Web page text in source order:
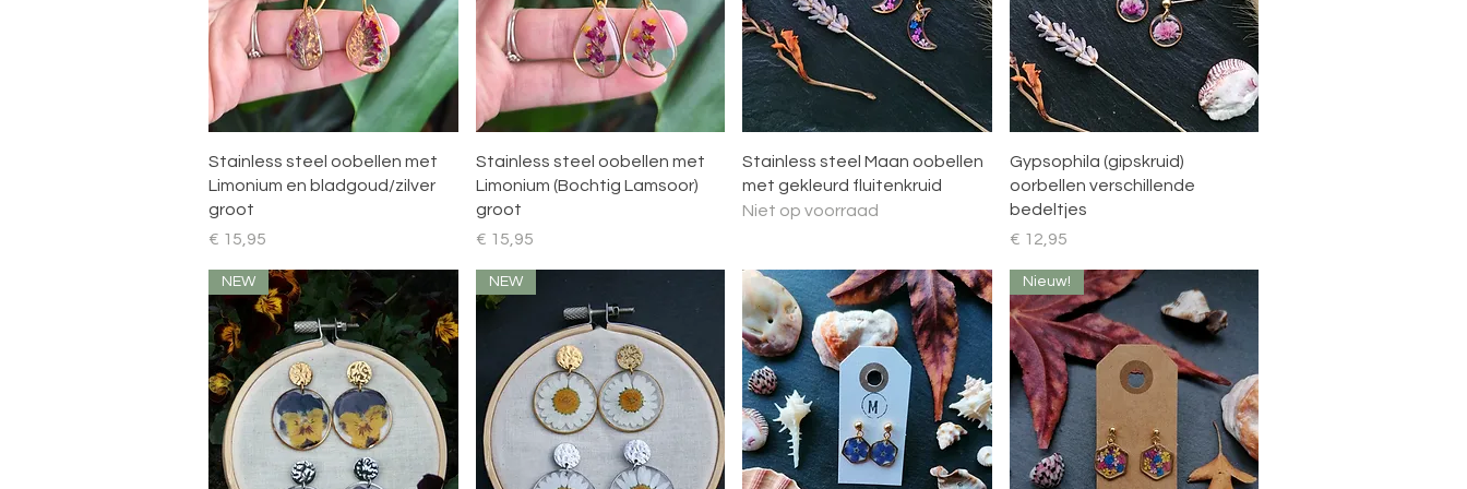
Snel overzicht
Stainless steel oobellen met
Limonium en bladgoud/zilver
groot
Prijs
€ 15,95
Snel overzicht
Stainless steel oobellen met
Limonium (Bochtig Lamsoor)
groot
Prijs
€ 15,95
Snel overzicht
Stainless steel Maan oobellen
met gekleurd fluitenkruid
Niet op voorraad
Snel overzicht
Gypsophila (gipskruid)
oorbellen verschillende
bedeltjes
Prijs
€ 12,95
NEW NEW Nieuw!